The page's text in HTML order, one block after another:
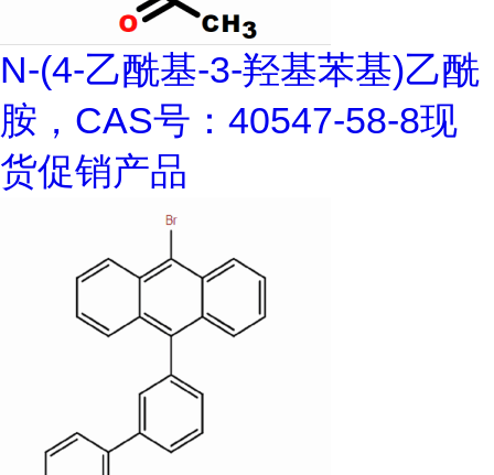
N-(4-乙酰基-3-羟基苯基)乙酰
胺，CAS号：40547-58-8现
货促销产品